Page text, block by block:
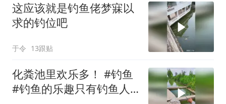
这应该就是钓鱼佬梦寐以
求的钓位吧
于令 13跟贴
化粪池里欢乐多！ #钓鱼
#钓鱼的乐趣只有钓鱼人